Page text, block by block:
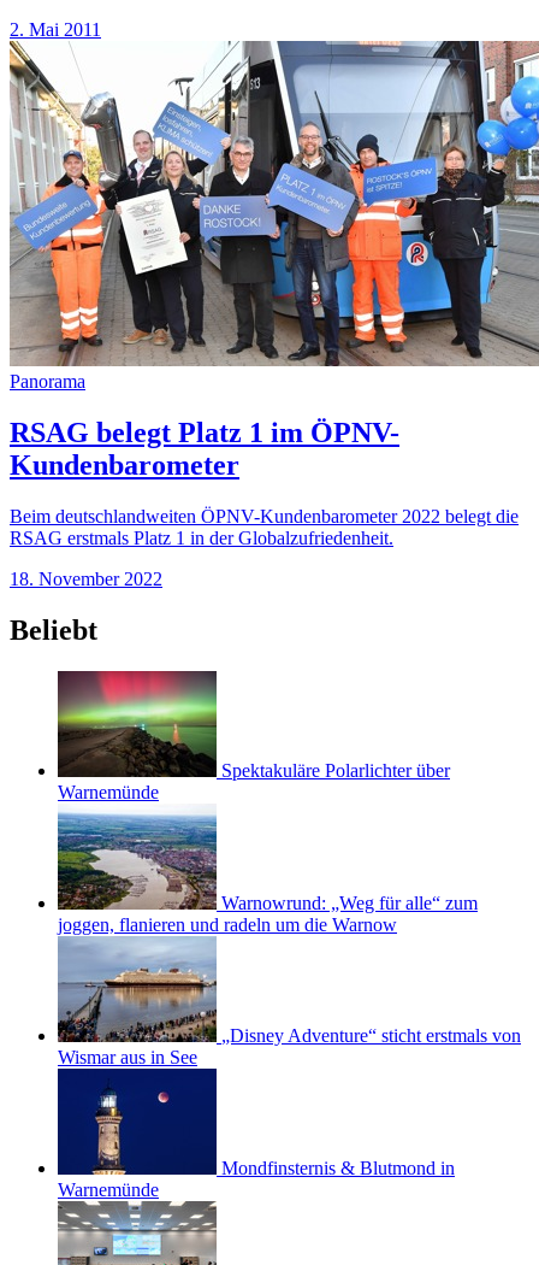
2. Mai 2011
Panorama
RSAG belegt Platz 1 im ÖPNV-
Kundenbarometer
Beim deutschlandweiten ÖPNV-Kundenbarometer 2022 belegt die
RSAG erstmals Platz 1 in der Globalzufriedenheit.
18. November 2022
Beliebt
Spektakuläre Polarlichter über
Warnemünde
Warnowrund: „Weg für alle“ zum
joggen, flanieren und radeln um die Warnow
„Disney Adventure“ sticht erstmals von
Wismar aus in See
Mondfinsternis & Blutmond in
Warnemünde